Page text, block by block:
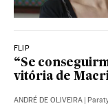
FLIP
“Se
vitória de
ANDRÉ DE OLIVEIRA